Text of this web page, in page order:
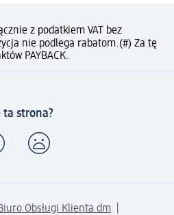
z podatkiem VAT bez
nie podlega rabatom.(#) Za tę
PAYBACK.
ta strona?
Obsługi Klienta dm